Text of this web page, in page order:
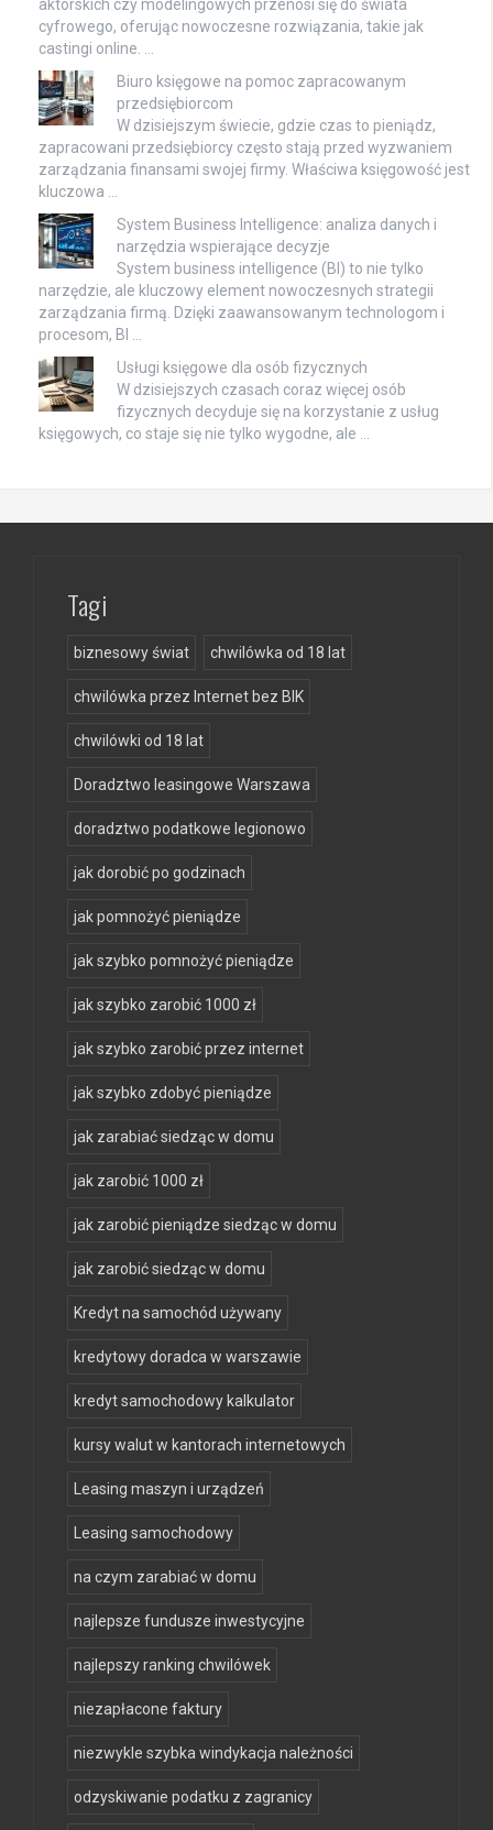
aktorskich czy modelingowych przenosi się do świata
cyfrowego, oferując nowoczesne rozwiązania, takie jak
castingi online. …
Biuro księgowe na pomoc zapracowanym
przedsiębiorcom
W dzisiejszym świecie, gdzie czas to pieniądz,
zapracowani przedsiębiorcy często stają przed wyzwaniem
zarządzania finansami swojej firmy. Właściwa księgowość jest
kluczowa …
System Business Intelligence: analiza danych i
narzędzia wspierające decyzje
System business intelligence (BI) to nie tylko
narzędzie, ale kluczowy element nowoczesnych strategii
zarządzania firmą. Dzięki zaawansowanym technologom i
procesom, BI …
Usługi księgowe dla osób fizycznych
W dzisiejszych czasach coraz więcej osób
fizycznych decyduje się na korzystanie z usług
księgowych, co staje się nie tylko wygodne, ale …
Tagi
biznesowy świat chwilówka od 18 lat
chwilówka przez Internet bez BIK
chwilówki od 18 lat
Doradztwo leasingowe Warszawa
doradztwo podatkowe legionowo
jak dorobić po godzinach
jak pomnożyć pieniądze
jak szybko pomnożyć pieniądze
jak szybko zarobić 1000 zł
jak szybko zarobić przez internet
jak szybko zdobyć pieniądze
jak zarabiać siedząc w domu
jak zarobić 1000 zł
jak zarobić pieniądze siedząc w domu
jak zarobić siedząc w domu
Kredyt na samochód używany
kredytowy doradca w warszawie
kredyt samochodowy kalkulator
kursy walut w kantorach internetowych
Leasing maszyn i urządzeń
Leasing samochodowy
na czym zarabiać w domu
najlepsze fundusze inwestycyjne
najlepszy ranking chwilówek
niezapłacone faktury
niezwykle szybka windykacja należności
odzyskiwanie podatku z zagranicy